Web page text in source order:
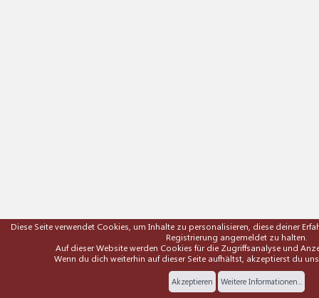
Diese Seite verwendet Cookies, um Inhalte zu personalisieren, diese deiner
Registrierung angemeldet zu halten.
Auf dieser Website werden Cookies für die Zugriffsanalyse und
Wenn du dich weiterhin auf dieser Seite aufhältst, akzeptierst du
Akzeptieren Weitere Informationen...